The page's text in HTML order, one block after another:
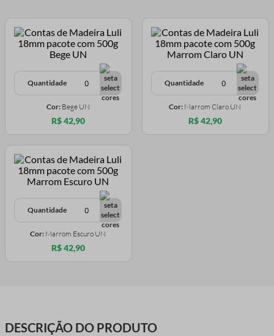
Quantidade
Cor: Bege UN
R$ 42,90
Quantidade
Cor: Marrom Claro UN
R$ 42,90
Quantidade
Cor: Marrom Escuro UN
R$ 42,90
DESCRIÇÃO DO PRODUTO